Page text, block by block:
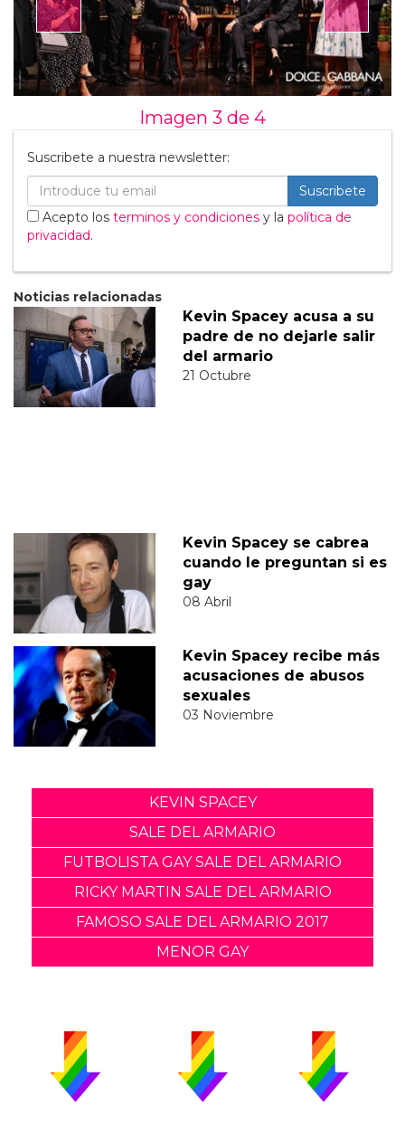
Imagen 3 de 4
Suscribete a nuestra newsletter:
Suscribete
Acepto los terminos y condiciones y la política de
privacidad.
Noticias relacionadas
Kevin Spacey acusa a su
padre de no dejarle salir
del armario
21 Octubre
Kevin Spacey se cabrea
cuando le preguntan si es
gay
08 Abril
Kevin Spacey recibe más
acusaciones de abusos
sexuales
03 Noviembre
KEVIN SPACEY
SALE DEL ARMARIO
FUTBOLISTA GAY SALE DEL ARMARIO
RICKY MARTIN SALE DEL ARMARIO
FAMOSO SALE DEL ARMARIO 2017
MENOR GAY